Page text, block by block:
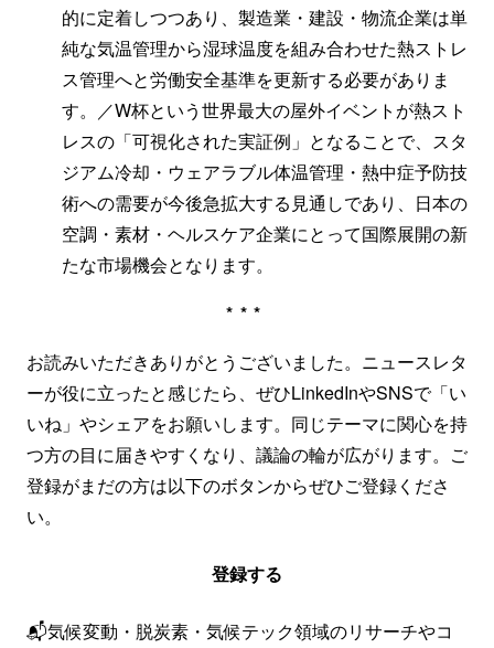
的に定着しつつあり、製造業・建設・物流企業は単
純な気温管理から湿球温度を組み合わせた熱ストレ
ス管理へと労働安全基準を更新する必要がありま
す。／W杯という世界最大の屋外イベントが熱スト
レスの「可視化された実証例」となることで、スタ
ジアム冷却・ウェアラブル体温管理・熱中症予防技
術への需要が今後急拡大する見通しであり、日本の
空調・素材・ヘルスケア企業にとって国際展開の新
たな市場機会となります。
***
お読みいただきありがとうございました。ニュースレタ
ーが役に立ったと感じたら、ぜひLinkedInやSNSで「い
いね」やシェアをお願いします。同じテーマに関心を持
つ方の目に届きやすくなり、議論の輪が広がります。ご
登録がまだの方は以下のボタンからぜひご登録くださ
い。
登録する
📬気候変動・脱炭素・気候テック領域のリサーチやコ